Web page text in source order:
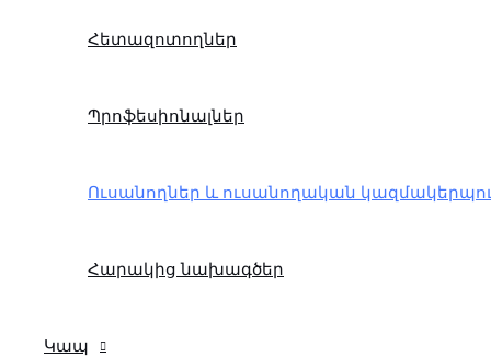
Հետազոտողներ
Պրոֆեսիոնալներ
Ուսանողներ և ուսանողական
Հարակից նախագծեր
Կապ